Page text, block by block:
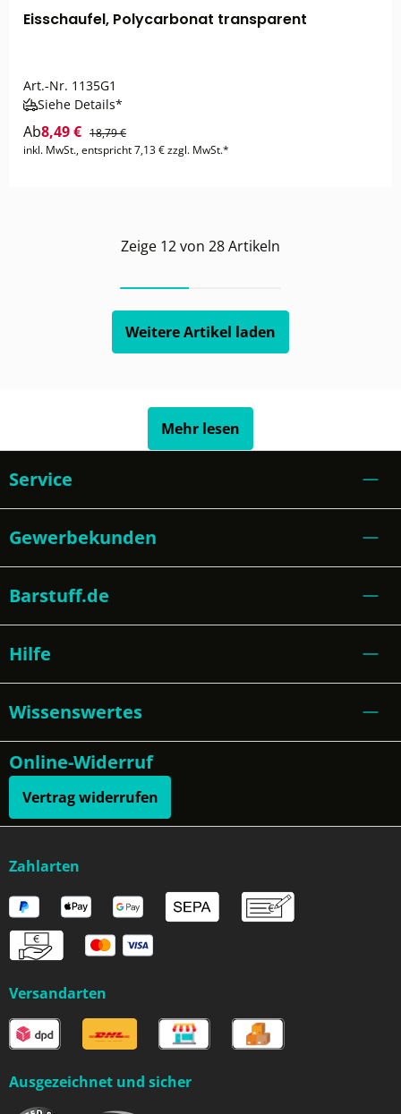
Eisschaufel, Polycarbonat transparent
Art.-Nr. 1135G1
Siehe Details*
Ab8,49 € 18,79 €
inkl. MwSt., entspricht 7,13 € zzgl. MwSt.*
Zeige 12von 28Artikeln
Weitere Artikel laden
Mehr lesen
Service
Gewerbekunden
Barstuff.de
Hilfe
Wissenswertes
Online-Widerruf
Vertrag widerrufen
Zahlarten
Versandarten
Ausgezeichnet und sicher